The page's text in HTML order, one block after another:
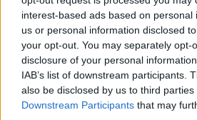
interest-based ads based on personal
us or personal information disclosed
your opt-out. You may separately opt-
disclosure of your personal
IAB’s list of downstream participants.
also be disclosed by us to third parties
Downstream Participants that may